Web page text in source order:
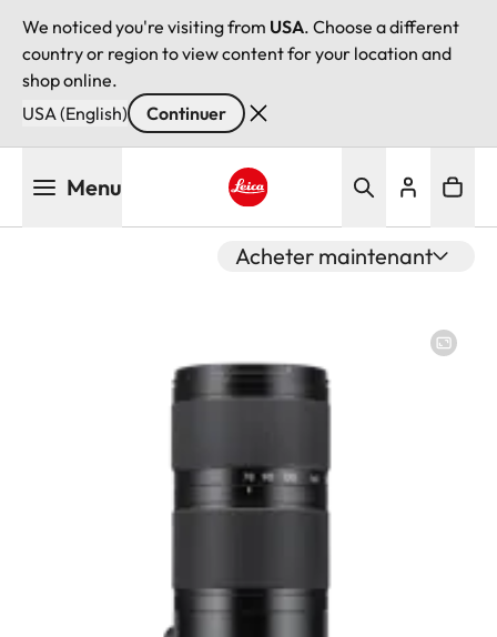
We noticed you're visiting from USA. Choose a different
country or region to view content for your location and
shop online.
USA (English)
Continuer
Menu
Acheter maintenant